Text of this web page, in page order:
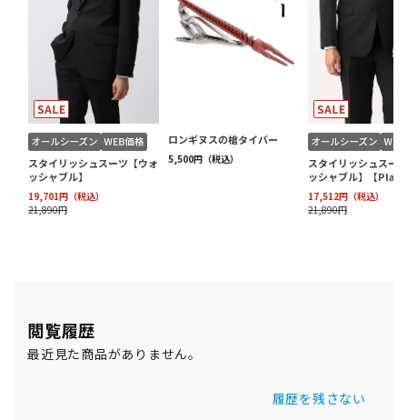
閲覧履歴
最近見た商品がありません。
履歴を残さない